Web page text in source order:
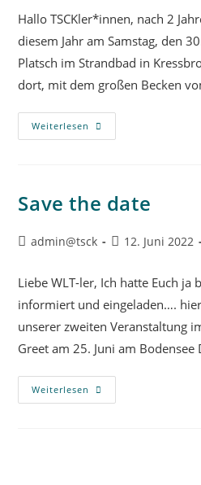
Hallo TSCKler*innen, nach 2
diesem Jahr am Samstag, den
Platsch im Strandbad in
dort, mit dem großen Becken
Weiterlesen
Save the date
admin@tsck 12. Juni 2022
Liebe WLT-ler, Ich hatte Euch ja
informiert und eingeladen….
unserer zweiten Veranstaltung
Greet am 25. Juni am Bodensee
Weiterlesen